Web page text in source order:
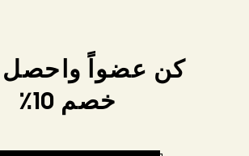
كن عضواً
خصم 10٪